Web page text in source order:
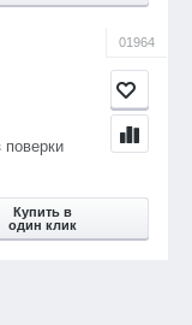
01964
Купить в
один клик